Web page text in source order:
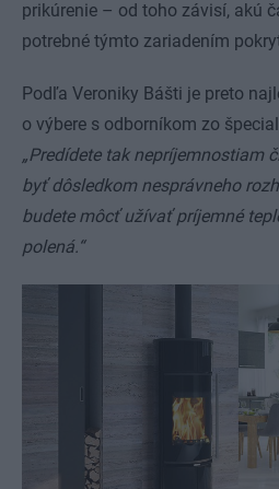
prikúrenie – od toho závisí, akú
potrebné týmto zariadením
Podľa Veroniky Bášti je preto
o výbere s odborníkom zo
„Predídete tak nepríjemnostiam
byť dôsledkom nesprávneho
budete môcť užívať príjemné
polená.“